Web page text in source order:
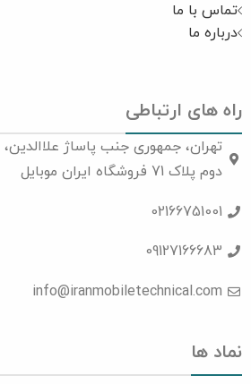
تماس با ما
درباره ما
راه های ارتباطی
تهران، جمهوری جنب پاساژ علاالدین،
دوم پلاک 71 فروشگاه ایران موبایل
02166751001
09127166683
info@iranmobiletechnical.com
نماد ها